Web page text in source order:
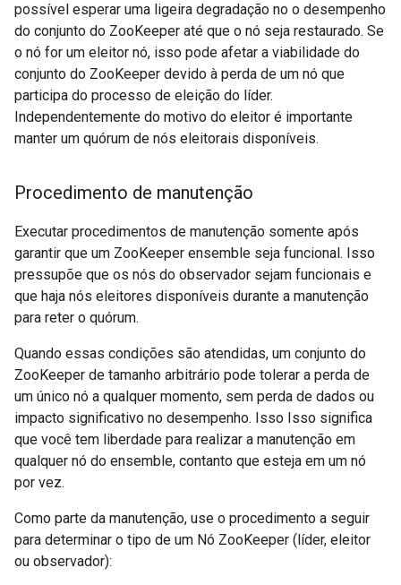
possível esperar uma ligeira degradação no o desempenho
do conjunto do ZooKeeper até que o nó seja restaurado. Se
o nó for um eleitor nó, isso pode afetar a viabilidade do
conjunto do ZooKeeper devido à perda de um nó que
participa do processo de eleição do líder.
Independentemente do motivo do eleitor é importante
manter um quórum de nós eleitorais disponíveis.
Procedimento de manutenção
Executar procedimentos de manutenção somente após
garantir que um ZooKeeper ensemble seja funcional. Isso
pressupõe que os nós do observador sejam funcionais e
que haja nós eleitores disponíveis durante a manutenção
para reter o quórum.
Quando essas condições são atendidas, um conjunto do
ZooKeeper de tamanho arbitrário pode tolerar a perda de
um único nó a qualquer momento, sem perda de dados ou
impacto significativo no desempenho. Isso Isso significa
que você tem liberdade para realizar a manutenção em
qualquer nó do ensemble, contanto que esteja em um nó
por vez.
Como parte da manutenção, use o procedimento a seguir
para determinar o tipo de um Nó ZooKeeper (líder, eleitor
ou observador):